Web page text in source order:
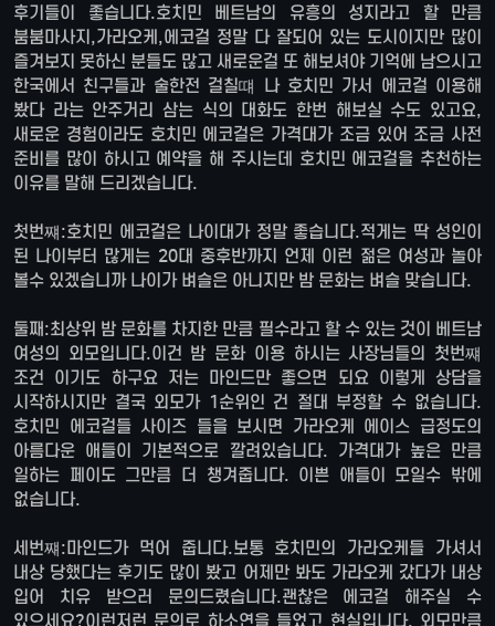
후기들이 좋습니다.호치민 베트남의 유흥의 성지라고 할 만큼
붐붐마사지,가라오케,에코걸 정말 다 잘되어 있는 도시이지만 많이
즐겨보지 못하신 분들도 많고 새로운걸 또 해보셔야 기억에 남으시고
한국에서 친구들과 술한전 걸칠떄 나 호치민 가서 에코걸 이용해
봤다 라는 안주거리 삼는 식의 대화도 한번 해보실 수도 있고요,
새로운 경험이라도 호치민 에코걸은 가격대가 조금 있어 조금 사전
준비를 많이 하시고 예약을 해 주시는데 호치민 에코걸을 추천하는
이유를 말해 드리겠습니다.
첫번쨰:호치민 에코걸은 나이대가 정말 좋습니다.적게는 딱 성인이
된 나이부터 많게는 20대 중후반까지 언제 이런 젊은 여성과 놀아
볼수 있겠습니까 나이가 벼슬은 아니지만 밤 문화는 벼슬 맞습니다.
둘째:최상위 밤 문화를 차지한 만큼 필수라고 할 수 있는 것이 베트남
여성의 외모입니다.이건 밤 문화 이용 하시는 사장님들의 첫번쨰
조건 이기도 하구요 저는 마인드만 좋으면 되요 이렇게 상담을
시작하시지만 결국 외모가 1순위인 건 절대 부정할 수 없습니다.
호치민 에코걸들 사이즈 들을 보시면 가라오케 에이스 급정도의
아름다운 애들이 기본적으로 깔려있습니다. 가격대가 높은 만큼
일하는 페이도 그만큼 더 챙겨줍니다. 이쁜 애들이 모일수 밖에
없습니다.
세번쨰:마인드가 먹어 줍니다.보통 호치민의 가라오케들 가셔서
내상 당했다는 후기도 많이 봤고 어제만 봐도 가라오케 갔다가 내상
입어 치유 받으러 문의드렸습니다.괜찮은 에코걸 해주실 수
있으세요?이런저런 문의로 하소연을 들었고 현실입니다. 외모만큼